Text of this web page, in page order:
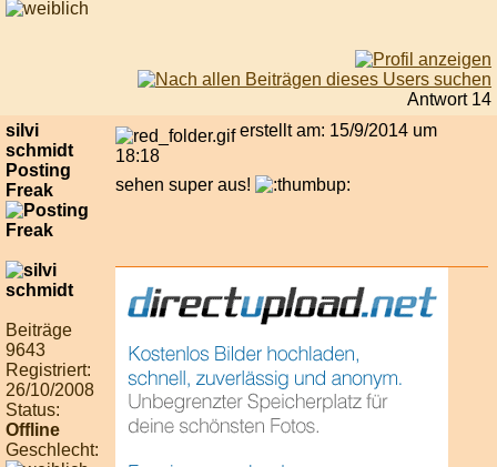
Antwort 14
silvi
schmidt
Posting
Freak
Beiträge
9643
Registriert:
26/10/2008
Status:
Offline
Geschlecht:
erstellt am: 15/9/2014 um
18:18
sehen super aus!